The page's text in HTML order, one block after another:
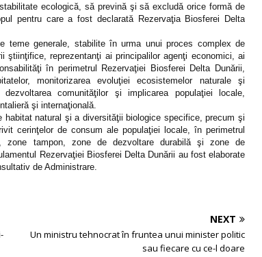
ecologică, să prevină şi să excludă orice formă de
pentru care a fost declarată Rezervaţia Biosferei Delta
teme generale, stabilite în urma unui proces complex de
ştiinţifice, reprezentanţi ai principalilor agenţi economici, ai
în perimetrul Rezervaţiei Biosferei Delta Dunării,
monitorizarea evoluţiei ecosistemelor naturale şi
comunităţilor şi implicarea populaţiei locale,
şi internaţională.
habitat natural şi a diversităţii biologice specifice, precum şi
cerinţelor de consum ale populaţiei locale, în perimetrul
zone tampon, zone de dezvoltare durabilă şi zone de
Rezervaţiei Biosferei Delta Dunării au fost elaborate
de Administrare.
NEXT
Un ministru tehnocrat în fruntea unui minister politic
sau fiecare cu ce-l doare